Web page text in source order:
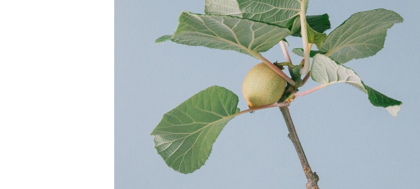
よくある質問
Q. 毎月自動でお花が届くサービスですか？
いいえ、毎月自動でお届けするサービスではありません。好きな時
に好きな花をご注文いただけます。
Q. 配送できないエリアはありますか？
ただいま沖縄・離島エリアへの配送には対応しておりません。ご了
承ください。
Q. 配送日時は指定できますか？
お花をベストなタイミングで発送しているため、お届け日の指定は
できません。受け取り時間帯は、発送後にクロネコヤマトのアプリ
から変更可能です。
Q. 注文後にキャンセルできますか？